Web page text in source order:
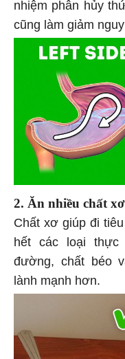
nhiệm phân hủy
cũng làm giảm
2. Ăn nhiều chất
Chất xơ giúp đi
hết các loại
đường, chất béo
lành mạnh hơn.